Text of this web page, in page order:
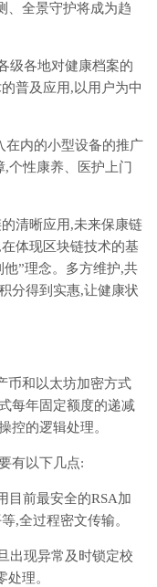
、全景守护将成为趋
级各地对健康档案的
普及应用,以用户为中
在内的小型设备的推广
个性康养、医护上门
清晰应用,未来保康链
体现区块链技术的基
”理念。多方维护,共
分得到实惠,让健康状
币和以太坊加密方式
每年固定额度的递减
控的逻辑处理。
有以下几点:
目前最安全的RSA加
,全过程密文传输。
出现异常及时锁定校
理。